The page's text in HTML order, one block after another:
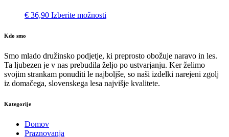
izdelka
€ 36,90 Izberite možnosti
Kdo smo
Smo mlado družinsko podjetje, ki preprosto obožuje naravo in les.
Ta ljubezen je v nas prebudila željo po ustvarjanju. Ker želimo
svojim strankam ponuditi le najboljše, so naši izdelki narejeni zgolj
iz domačega, slovenskega lesa najvišje kvalitete.
Kategorije
Domov
Praznovanja